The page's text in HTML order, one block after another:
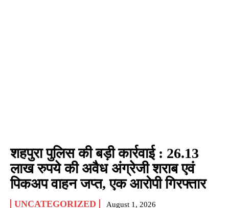
शहपुरा पुलिस की बड़ी कार्रवाई : 26.13
लाख रुपये की अवैध अंग्रेजी शराब एवं
पिकअप वाहन जप्त, एक आरोपी गिरफ्तार
UNCATEGORIZED August 1, 2026